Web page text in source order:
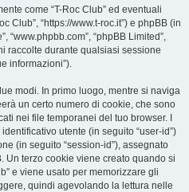
come “T-Roc Club” ed eventuali
Club”, “https://www.t-roc.it”) e phpBB (in
“www.phpbb.com”, “phpBB Limited”,
raccolte durante qualsiasi sessione
informazioni”).
modi. In primo luogo, mentre si naviga
un certo numero di cookie, che sono
nei file temporanei del tuo browser. I
utente (in seguito “user-id”)
(in seguito “session-id”), assegnato
Un terzo cookie viene creato quando si
e viene usato per memorizzare gli
quindi agevolando la lettura nelle